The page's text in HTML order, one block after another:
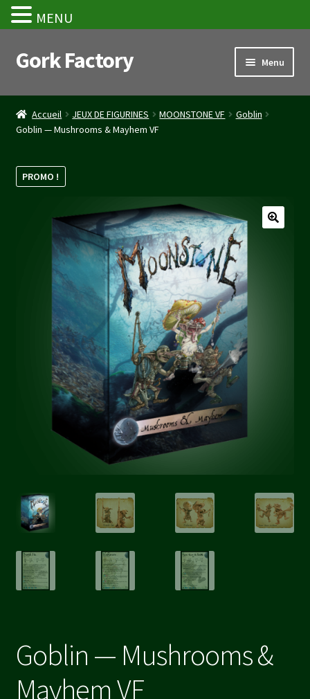
Aller
à
navigation
Aller
au
Gork Factory Menu
Accueil
CGV
Mon compte
Stripe Payment Success Page
Validation de la commande
Accueil JEUX DE FIGURINES MOONSTONE VF
Goblin
Goblin — Mushrooms & Mayhem VF
PROMO !
Goblin — Mushrooms &
Mayhem VF
MENU